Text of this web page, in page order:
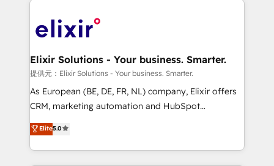
HIPAA-aware; CASL-compliant; GDPR-ready
implementations where required 💡 Why 500+
built to scale.
Design, Migrations + Integrations. Mole Street’s
greatness, which is achieved through creating
absolute clarity, derived from a well-defined
strategy, executed well, and reported on with clear
results. The culture is driven by core values; Joy, Grit,
Mindedness, and Clarity. We are driven to win for the
collective good of the company and its clientele, and
Elixir Solutions - Your business. Smarter.
提供元：Elixir Solutions - Your business. Smarter.
As European (BE, DE, FR, NL) company, Elixir offers
CRM, marketing automation and HubSpot
integration products and services to mid-market
and enterprise customers. We ensure that your sales,
service and marketing department operates in the
Elite5.0